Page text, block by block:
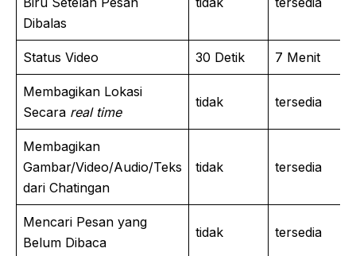
Dibalas
Status Video 30 Detik 7 Menit
Membagikan Lokasi
Secara real time
tidak tersedia
Membagikan
Gambar/Video/Audio/Teks
dari Chatingan
tidak tersedia
Mencari Pesan yang
Belum Dibaca
tidak tersedia